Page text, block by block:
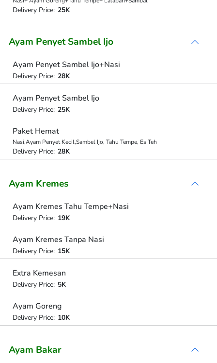
Delivery Price: 25K
Ayam Penyet Sambel Ijo
Ayam Penyet Sambel Ijo+Nasi
Delivery Price: 28K
Ayam Penyet Sambel Ijo
Delivery Price: 25K
Paket Hemat
Nasi,Ayam Penyet Kecil,Sambel Ijo, Tahu Tempe, Es Teh
Delivery Price: 28K
Ayam Kremes
Ayam Kremes Tahu Tempe+Nasi
Delivery Price: 19K
Ayam Kremes Tanpa Nasi
Delivery Price: 15K
Extra Kemesan
Delivery Price: 5K
Ayam Goreng
Delivery Price: 10K
Ayam Bakar